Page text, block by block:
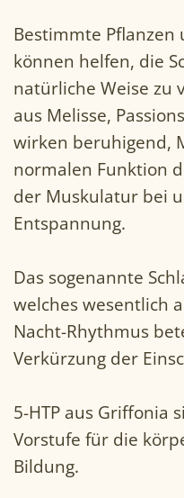
Bestimmte
können helfen, die
natürliche Weise zu
aus Melisse,
wirken beruhigend,
normalen Funktion
der Muskulatur bei
Entspannung.
Das sogenannte
welches wesentlich
Nacht-Rhythmus
Verkürzung der
5-HTP aus Griffonia
Vorstufe für die
Bildung.